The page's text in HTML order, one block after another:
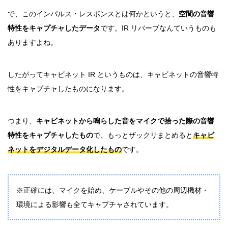
で、このインパルス・レスポンスとは何かというと、 空間の音響
特性をキャプチャしたデータです。IR リバーブなんていうものも
ありますよね。
したがってキャビネット IR というものは、キャビネットの音響特
性をキャプチャしたものになります。
つまり、 キャビネットから鳴らした音をマイクで拾った際の音響
特性をキャプチャしたもので、もっとザックリまとめると キャビ
ネットをデジタルデータ化したものです。
※正確には、マイクを始め、ケーブルやその他の周辺機材・
環境による影響も全てキャプチャされています。